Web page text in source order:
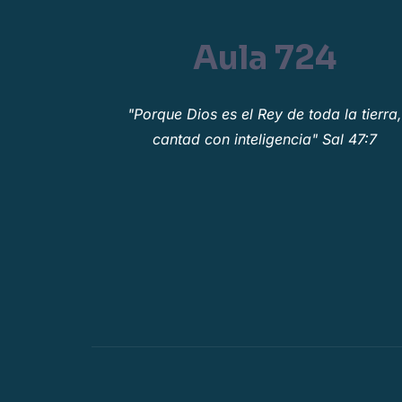
Aula 724
"Porque Dios es el Rey de toda la tierra,
cantad con inteligencia" Sal 47:7